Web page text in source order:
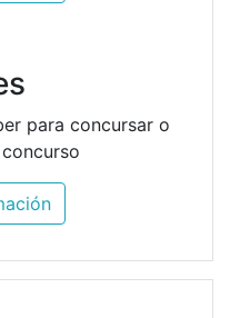
para concursar o